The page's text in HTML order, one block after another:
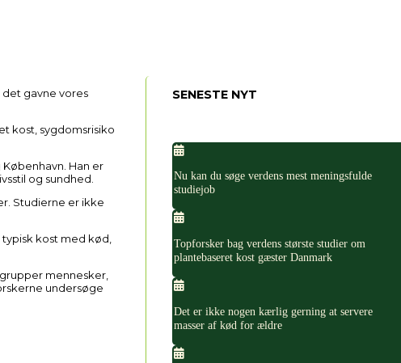
gavne vores
kost, sygdomsrisiko
Han er
og sundhed.
Studierne er ikke
kost med kød,
mennesker,
undersøge
SENESTE NYT
Nu kan du søge verdens mest meningsfulde
studiejob
Topforsker bag verdens største studier om
plantebaseret kost gæster Danmark
Det er ikke nogen kærlig gerning at servere
masser af kød for ældre